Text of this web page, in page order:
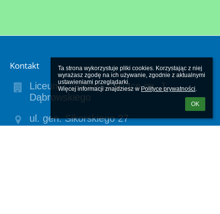
Ta strona wykorzystuje pliki cookies. Korzystając z niej
wyrażasz zgodę na ich używanie, zgodnie z aktualnymi
ustawieniami przeglądarki.
Więcej informacji znajdziesz w Polityce prywatności.
OK
Kontakt
Liceum Ogólnokształcące im. J.
Dąbrowskiego
ul. gen. Sikorskiego 27
64-400 Międzychód